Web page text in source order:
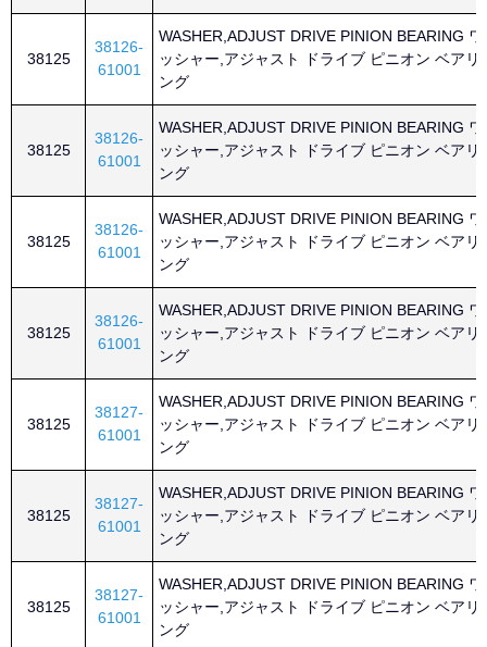
38125
38126-
61001
WASHER,ADJUST DRIVE PINION BEARING ワ
ッシャー,アジャスト ドライブ ピニオン ベアリ
ング
38125
38126-
61001
WASHER,ADJUST DRIVE PINION BEARING ワ
ッシャー,アジャスト ドライブ ピニオン ベアリ
ング
38125
38126-
61001
WASHER,ADJUST DRIVE PINION BEARING ワ
ッシャー,アジャスト ドライブ ピニオン ベアリ
ング
38125
38126-
61001
WASHER,ADJUST DRIVE PINION BEARING ワ
ッシャー,アジャスト ドライブ ピニオン ベアリ
ング
38125
38127-
61001
WASHER,ADJUST DRIVE PINION BEARING ワ
ッシャー,アジャスト ドライブ ピニオン ベアリ
ング
38125
38127-
61001
WASHER,ADJUST DRIVE PINION BEARING ワ
ッシャー,アジャスト ドライブ ピニオン ベアリ
ング
38125
38127-
61001
WASHER,ADJUST DRIVE PINION BEARING ワ
ッシャー,アジャスト ドライブ ピニオン ベアリ
ング